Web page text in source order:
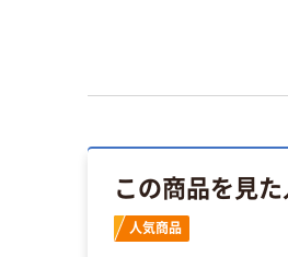
この商品を見
人気商品